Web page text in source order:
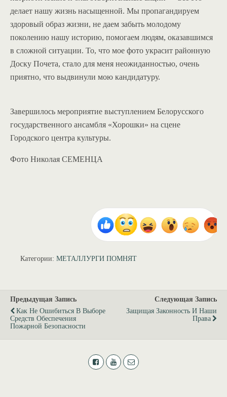
делает нашу жизнь насыщенной. Мы пропагандируем
здоровый образ жизни, не даем забыть молодому
поколению нашу историю, помогаем людям, оказавшимся
в сложной ситуации. То, что мое фото украсит районную
Доску Почета, стало для меня неожиданностью, очень
приятно, что выдвинули мою кандидатуру.
Завершилось мероприятие выступлением Белорусского
государственного ансамбля «Хорошки» на сцене
Городского центра культуры.
Фото Николая СЕМЕНЦА
Категории: МЕТАЛЛУРГИ ПОМНЯТ
Предыдущая Запись
Как Не Ошибиться В Выборе
Средств Обеспечения
Пожарной Безопасности
Следующая Запись
Защищая Законность И Наши
Права